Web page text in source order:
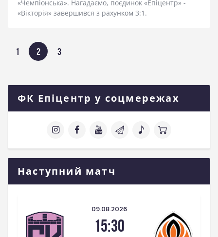
«Чемпіонська». Нагадаємо, поєдинок «Епіцентр» -
«Вікторія» завершився з рахунком 3:1.
Пагінація
записів
СТОРІНКА
1 СТОРІНКА
2 СТОРІНКА
3
ФК Епіцентр у соцмережах
Наступний матч
09.08.2026
15:30